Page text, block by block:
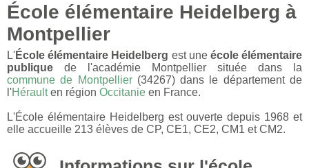
École élémentaire Heidelberg à
Montpellier
L'École élémentaire Heidelberg est une école élémentaire
publique de l'académie Montpellier située dans la
commune de Montpellier(34267) dans le département de
l'Héraulten région Occitanie en France.
L'École élémentaire Heidelberg est ouverte depuis 1968 et
elle accueille 213 élèves de CP, CE1, CE2, CM1 et CM2.